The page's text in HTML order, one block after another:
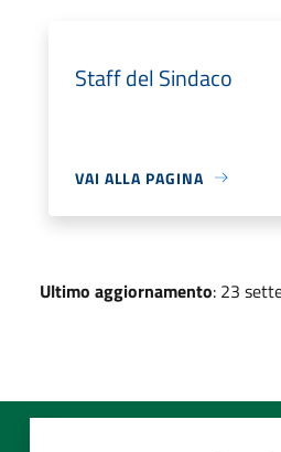
Staff del Sindaco
VAI ALLA PAGINA
Ultimo aggiornamento: 23